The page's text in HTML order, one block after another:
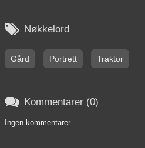
 Nøkkelord
Gård Portrett Traktor
 Kommentarer (0)
Ingen kommentarer